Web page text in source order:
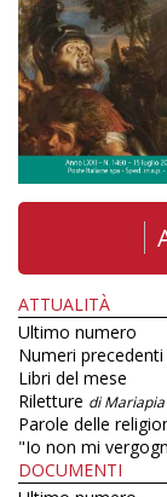
ATTUALITÀ
Ultimo numero
Numeri precedenti
Libri del mese
Riletture di
Parole delle
"Io non mi
DOCUMENTI